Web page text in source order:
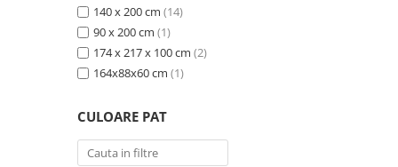
140 x 200 cm (14)
90 x 200 cm (1)
174 x 217 x 100 cm (2)
164x88x60 cm (1)
CULOARE PAT